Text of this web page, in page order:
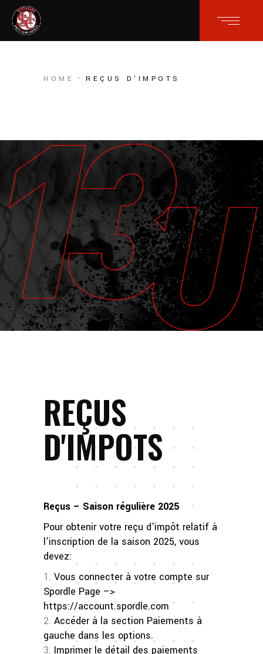
HOME REÇUS D’IMPOTS
REÇUS
D'IMPOTS
Reçus – Saison régulière 2025
Pour obtenir votre reçu d’impôt relatif à
l’inscription de la saison 2025, vous
devez:
Vous connecter à votre compte sur
Spordle Page –>
https://account.spordle.com
Accéder à la section Paiements à
gauche dans les options.
Imprimer le détail des paiements